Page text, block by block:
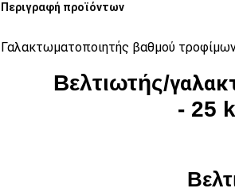
Περιγραφή προϊόντων
Γαλακτωματοποιητής βαθμού
Βελτιωτής/
- 25